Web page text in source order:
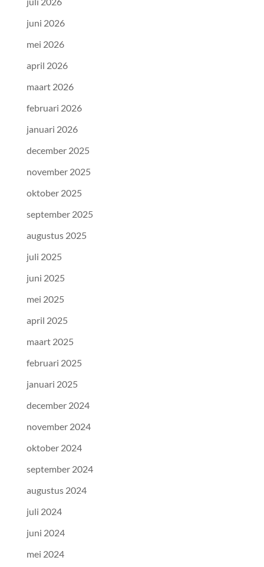
juni 2026
mei 2026
april 2026
maart 2026
februari 2026
januari 2026
december 2025
november 2025
oktober 2025
september 2025
augustus 2025
juli 2025
juni 2025
mei 2025
april 2025
maart 2025
februari 2025
januari 2025
december 2024
november 2024
oktober 2024
september 2024
augustus 2024
juli 2024
juni 2024
mei 2024